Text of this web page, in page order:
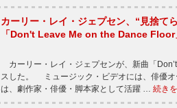
カーリー・レイ・ジェプセン、“見捨て
「Don't Leave Me on the Dance Floor
カーリー・レイ・ジェプセンが、新曲「
スした。 ミュージック・ビデオには、俳優
は、劇作家・俳優・脚本家として活躍 … 続き